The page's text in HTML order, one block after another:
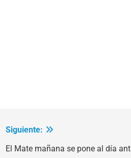
Siguiente:
El Mate mañana se pone al día